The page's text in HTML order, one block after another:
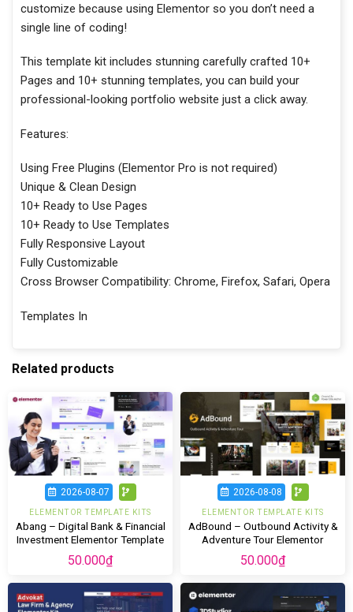
customize because using Elementor so you don’t need a
single line of coding!
This template kit includes stunning carefully crafted 10+
Pages and 10+ stunning templates, you can build your
professional-looking portfolio website just a click away.
Features:
Using Free Plugins (Elementor Pro is not required)
Unique & Clean Design
10+ Ready to Use Pages
10+ Ready to Use Templates
Fully Responsive Layout
Fully Customizable
Cross Browser Compatibility: Chrome, Firefox, Safari, Opera
Templates In
Related products
2026-08-07
ELEMENTOR TEMPLATE KITS
Abang – Digital Bank & Financial
Investment Elementor Template
Kit
50.000₫
2026-08-08
ELEMENTOR TEMPLATE KITS
AdBound – Outbound Activity &
Adventure Tour Elementor
Template Kit
50.000₫